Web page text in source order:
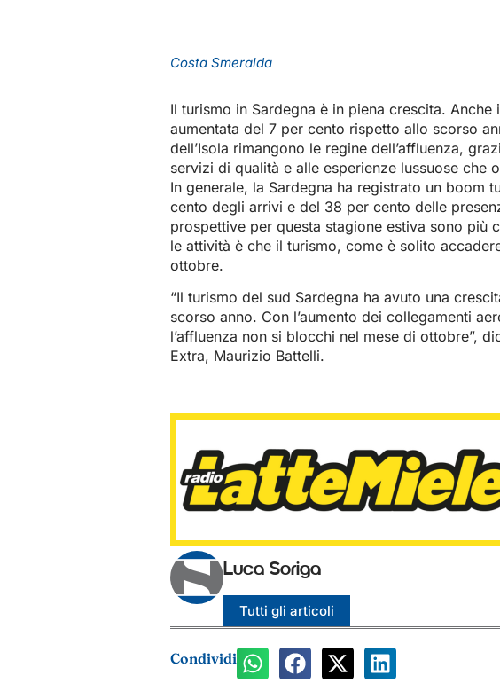
Costa Smeralda
Il turismo in Sardegna è in piena crescita.
aumentata del 7 per cento rispetto allo scorso
dell’Isola rimangono le regine dell’affluenza,
servizi di qualità e alle esperienze lussuose che
In generale, la Sardegna ha registrato un boom
cento degli arrivi e del 38 per cento delle
prospettive per questa stagione estiva sono più
le attività è che il turismo, come è solito
ottobre.
“Il turismo del sud Sardegna ha avuto una
scorso anno. Con l’aumento dei collegamenti
l’affluenza non si blocchi nel mese di ottobre”,
Extra, Maurizio Battelli.
Luca Soriga
Tutti gli articoli
Condividi